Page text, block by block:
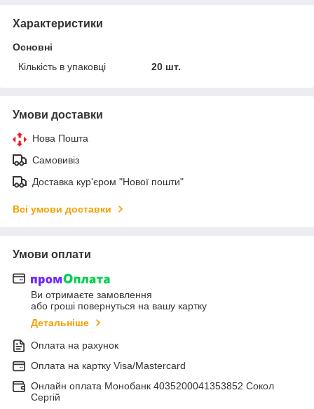
Характеристики
Основні
Кількість в упаковці
20 шт.
Умови доставки
Нова Пошта
Самовивіз
Доставка кур'єром "Нової пошти"
Всі умови доставки
Умови оплати
Ви отримаєте замовлення
або гроші повернуться на вашу картку
Детальніше
Оплата на рахунок
Оплата на картку Visa/Mastercard
Онлайн оплата Монобанк 4035200041353852 Сокол
Сергій